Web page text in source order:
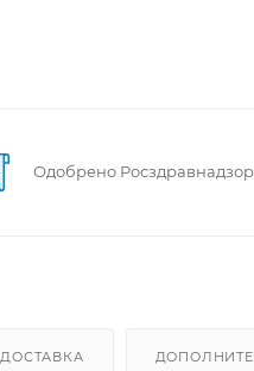
Одобрено
ДОСТАВКА